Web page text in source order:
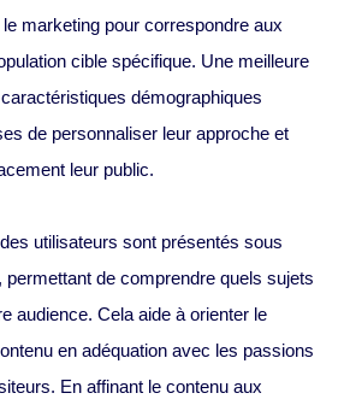
marketing pour correspondre aux
cible spécifique. Une meilleure
démographiques
de personnaliser leur approche et
leur public.
utilisateurs sont présentés sous
de comprendre quels sujets
audience. Cela aide à orienter le
en adéquation avec les passions
En affinant le contenu aux